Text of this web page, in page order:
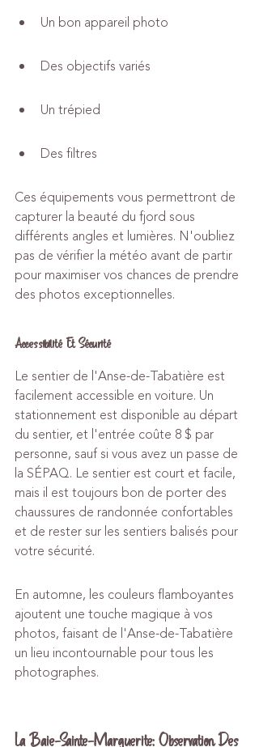
Un bon appareil photo
Des objectifs variés
Un trépied
Des filtres
Ces équipements vous permettront de
capturer la beauté du fjord sous
différents angles et lumières. N'oubliez
pas de vérifier la météo avant de partir
pour maximiser vos chances de prendre
des photos exceptionnelles.
Accessibilité Et Sécurité
Le sentier de l'Anse-de-Tabatière est
facilement accessible en voiture. Un
stationnement est disponible au départ
du sentier, et l'entrée coûte 8 $ par
personne, sauf si vous avez un passe de
la SÉPAQ. Le sentier est court et facile,
mais il est toujours bon de porter des
chaussures de randonnée confortables
et de rester sur les sentiers balisés pour
votre sécurité.
En automne, les couleurs flamboyantes
ajoutent une touche magique à vos
photos, faisant de l'Anse-de-Tabatière
un lieu incontournable pour tous les
photographes.
La Baie-Sainte-Marguerite: Observation Des